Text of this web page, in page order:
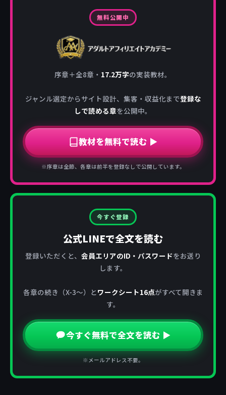
無料公開中
序章＋全8章・ 17.2万字の実装教材。
ジャンル選定からサイト設計、集客・収益化まで登録な
しで読める章を公開中。
教材を無料で読む ▶
※序章は全節、各章は前半を登録なしで公開しています。
今すぐ登録
公式LINEで全文を読む
登録いただくと、 会員エリアのID・パスワードをお送り
します。
各章の続き（X-3〜）とワークシート16点がすべて開きま
す。
今すぐ無料で全文を読む ▶
※メールアドレス不要。